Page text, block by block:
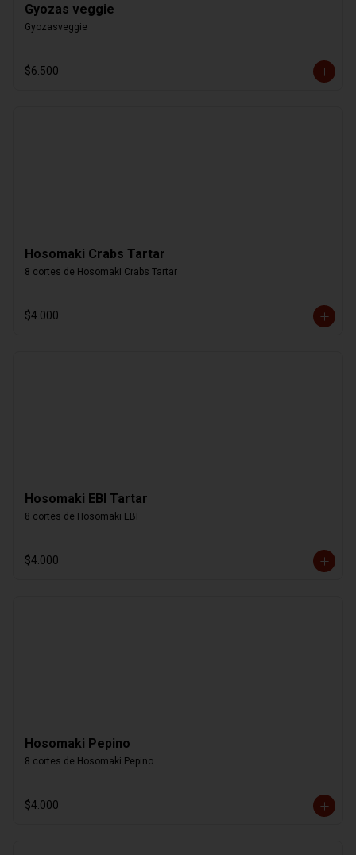
Gyozas veggie
Gyozasveggie
$6.500
Hosomaki Crabs Tartar
8 cortes de Hosomaki Crabs Tartar
$4.000
Hosomaki EBI Tartar
8 cortes de Hosomaki EBI
$4.000
Hosomaki Pepino
8 cortes de Hosomaki Pepino
$4.000